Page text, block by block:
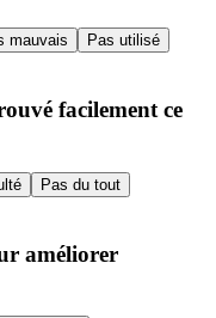
mauvais Pas utilisé
facilement ce
Pas du tout
améliorer